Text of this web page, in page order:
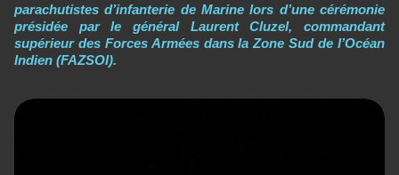
parachutistes d’infanterie de Marine lors d’une cérémonie
présidée par le général Laurent Cluzel, commandant
supérieur des Forces Armées dans la Zone Sud de l’Océan
Indien (FAZSOI).